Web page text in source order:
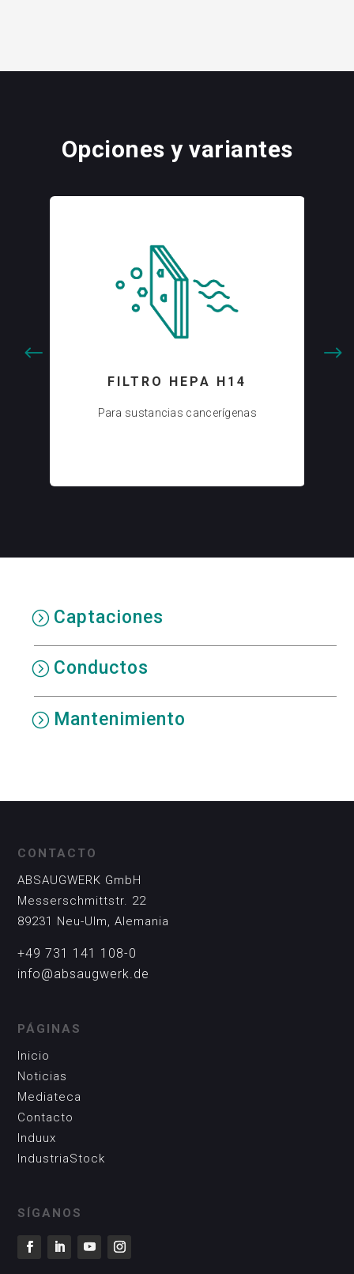
Opciones y variantes
FILTRO HEPA H14
Para sustancias cancerígenas
Captaciones
Conductos
Mantenimiento
CONTACTO
ABSAUGWERK GmbH
Messerschmittstr. 22
89231 Neu-Ulm, Alemania
+49 731 141 108-0
info@absaugwerk.de
PÁGINAS
Inicio
Noticias
Mediateca
Contacto
Induux
IndustriaStock
SÍGANOS